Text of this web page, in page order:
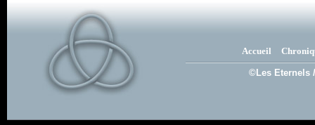
Accueil
©Les Eternels